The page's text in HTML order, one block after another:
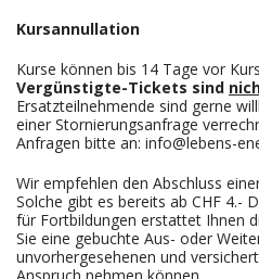
Kursannullation
Kurse können bis 14 Tage vor
Vergünstigte-Tickets sind
Ersatzteilnehmende sind gerne
einer Stornierungsanfrage
Anfragen bitte an: info@lebens-
Wir empfehlen den Abschluss
Solche gibt es bereits ab CHF 4.-
für Fortbildungen erstattet Ihnen
Sie eine gebuchte Aus- oder
unvorhergesehenen und
Anspruch nehmen können.